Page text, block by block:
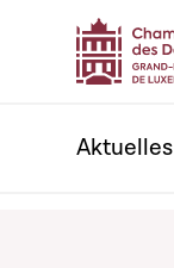
Aktuelles